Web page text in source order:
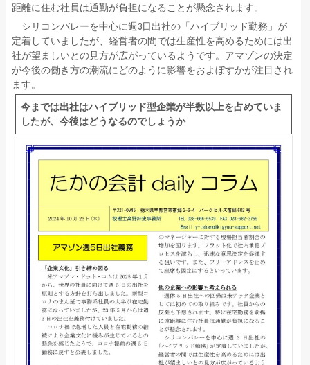
距離に住む社員は通勤が負担になることが懸念されます。
シリコンバレーを中心に週3日出社の「ハイブリッド勤務」が
定着していましたが、経営者の間では生産性を高めるためには出
社が望ましいとの見方が広がっているようです。アマゾンの決定
が今後の働き方の潮流にどのように影響をおよぼすかが注目され
ます。
今までは出社はハイブリッド型企業が半数以上を占めていま
したが、今後はどうなるのでしょうか